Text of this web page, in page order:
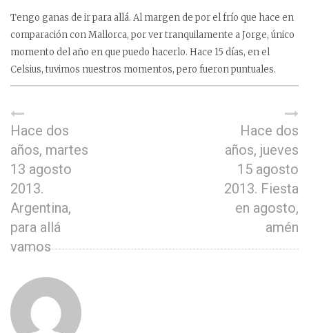
Tengo ganas de ir para allá. Al margen de por el frío que hace en
comparación con Mallorca, por ver tranquilamente a Jorge, único
momento del año en que puedo hacerlo. Hace 15 días, en el
Celsius, tuvimos nuestros momentos, pero fueron puntuales.
Hace dos
años, martes
13 agosto
2013.
Argentina,
para allá
vamos
Hace dos
años, jueves
15 agosto
2013. Fiesta
en agosto,
amén